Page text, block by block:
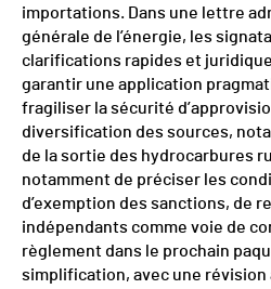
importations. Dans une lettre
générale de l’énergie, les
clarifications rapides et
garantir une application
fragiliser la sécurité
diversification des sources,
de la sortie des hydrocarbures
notamment de préciser les
d’exemption des sanctions, de
indépendants comme voie de
règlement dans le prochain
simplification, avec une révision